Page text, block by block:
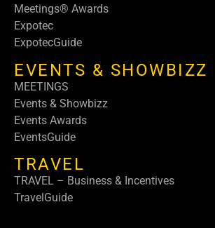
Meetings® Awards
Expotec
ExpotecGuide
EVENTS & SHOWBIZZ
MEETINGS
Events & Showbizz
Events Awards
EventsGuide
TRAVEL
TRAVEL – Business & Incentives
TravelGuide